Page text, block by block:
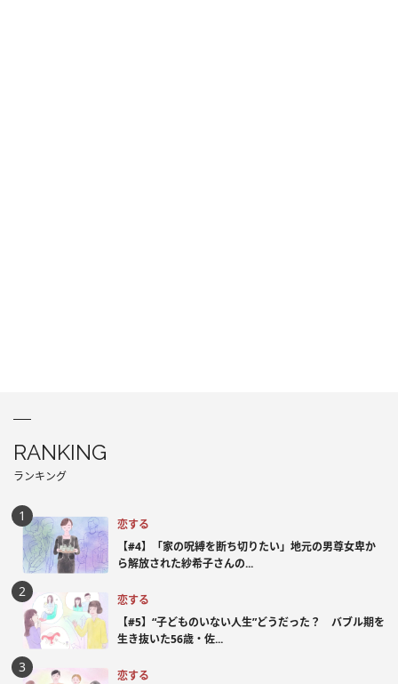
RANKING
ランキング
恋する
【#4】「家の呪縛を断ち切りたい」地元の男尊女卑か
ら解放された紗希子さんの...
恋する
【#5】“子どものいない人生”どうだった？ バブル期を
生き抜いた56歳・佐...
恋する